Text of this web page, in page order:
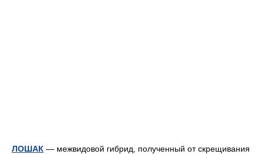
ЛОШАК — межвидовой гибрид, полученный от скрещивания